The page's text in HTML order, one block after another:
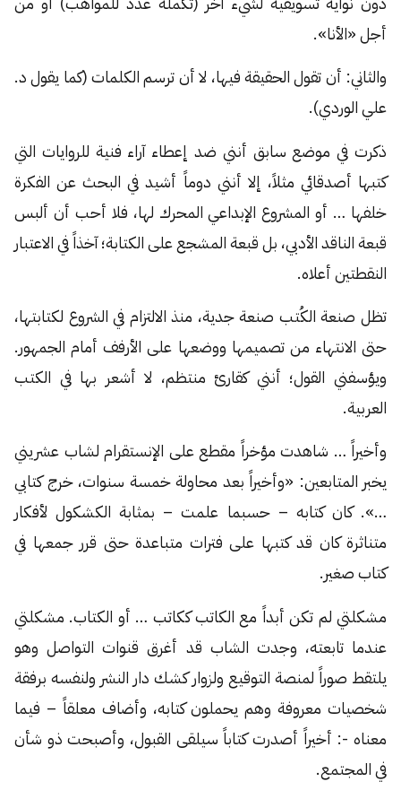
أجل «الأنا».
والثاني: أن تقول الحقيقة فيها، لا أن ترسم الكلمات (كما يقول د.
علي الوردي).
ذكرت في موضع سابق أنني ضد إعطاء آراء فنية للروايات التي
كتبها أصدقائي مثلاً، إلا أنني دوماً أشيد في البحث عن الفكرة
خلفها … أو المشروع الإبداعي المحرك لها، فلا أحب أن ألبس
قبعة الناقد الأدبي، بل قبعة المشجع على الكتابة؛ آخذاً في الاعتبار
النقطتين أعلاه.
تظل صنعة الكُتب صنعة جدية، منذ الالتزام في الشروع لكتابتها،
حتى الانتهاء من تصميمها ووضعها على الأرفف أمام الجمهور.
ويؤسفني القول؛ أنني كقارئ منتظم، لا أشعر بها في الكتب
العربية.
وأخيراً … شاهدت مؤخراً مقطع على الإنستقرام لشاب عشريني
يخبر المتابعين: «وأخيراً بعد محاولة خمسة سنوات، خرج كتابي
…». كان كتابه – حسبما علمت – بمثابة الكشكول لأفكار
متناثرة كان قد كتبها على فترات متباعدة حتى قرر جمعها في
كتاب صغير.
مشكلتي لم تكن أبداً مع الكاتب ككاتب … أو الكتاب. مشكلتي
عندما تابعته، وجدت الشاب قد أغرق قنوات التواصل وهو
يلتقط صوراً لمنصة التوقيع ولزوار كشك دار النشر ولنفسه برفقة
شخصيات معروفة وهم يحملون كتابه، وأضاف معلقاً – فيما
معناه -: أخيراً أصدرت كتاباً سيلقى القبول، وأصبحت ذو شأن
في المجتمع.